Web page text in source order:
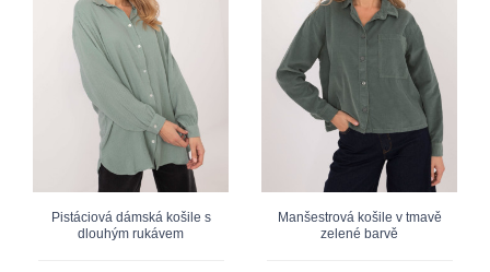
Pistáciová dámská košile s
dlouhým rukávem
Manšestrová košile v tmavě
zelené barvě